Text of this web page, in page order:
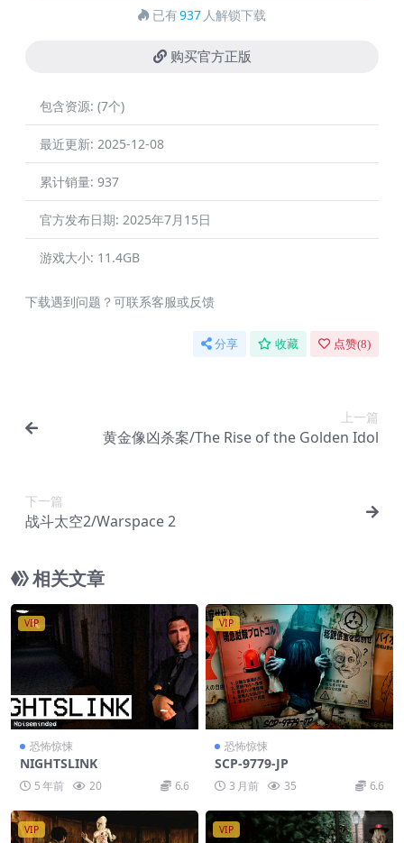
已有937 人解锁下载
购买官方正版
包含资源: (7个)
最近更新: 2025-12-08
累计销量: 937
官方发布日期: 2025年7月15日
游戏大小: 11.4GB
下载遇到问题？可联系客服或反馈
分享 收藏 点赞(8)
上一篇
黄金像凶杀案/The Rise of the Golden Idol
下一篇
战斗太空2/Warspace 2
相关文章
VIP
恐怖惊悚
NIGHTSLINK
5 年前 20 6.6
VIP
恐怖惊悚
SCP-9779-JP
3 月前 35 6.6
VIP VIP